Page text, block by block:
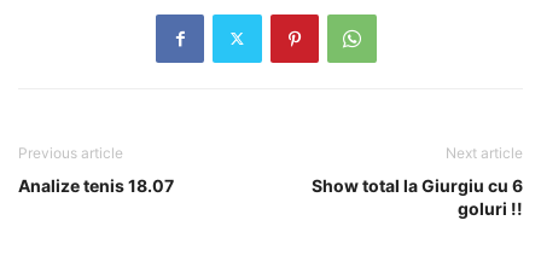
Previous article
Analize tenis 18.07
Next article
Show total la Giurgiu cu 6
goluri !!